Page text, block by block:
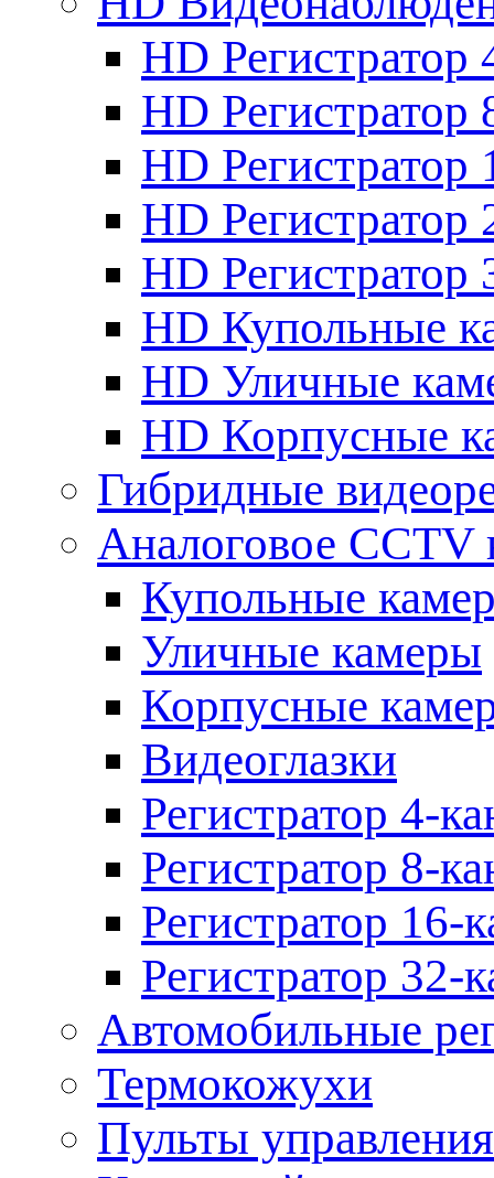
HD Регистратор
HD Регистратор
HD Регистратор
HD Регистратор
HD Регистратор
HD Купольные
HD Уличные
HD Корпусные
Гибридные
Аналоговое CCTV
Купольные
Уличные камеры
Корпусные
Видеоглазки
Регистратор 4-
Регистратор 8-
Регистратор 16-
Регистратор 32-
Автомобильные
Термокожухи
Пульты управления